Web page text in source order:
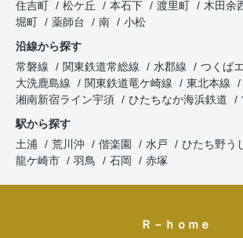
住吉町
松ケ丘 本石下 渡里町 木田余
堀町
薬師台 南
小松
沿線から探す
常磐線
関東鉄道常総線 水郡線
つくば
大洗鹿島線
関東鉄道竜ケ崎線
東北本線
湘南新宿ライン宇須
ひたちなか海浜鉄道
駅から探す
土浦
荒川沖 偕楽園 水戸 ひたち野う
龍ケ崎市
羽鳥 石岡 赤塚
Ｒ－ｈｏｍｅ